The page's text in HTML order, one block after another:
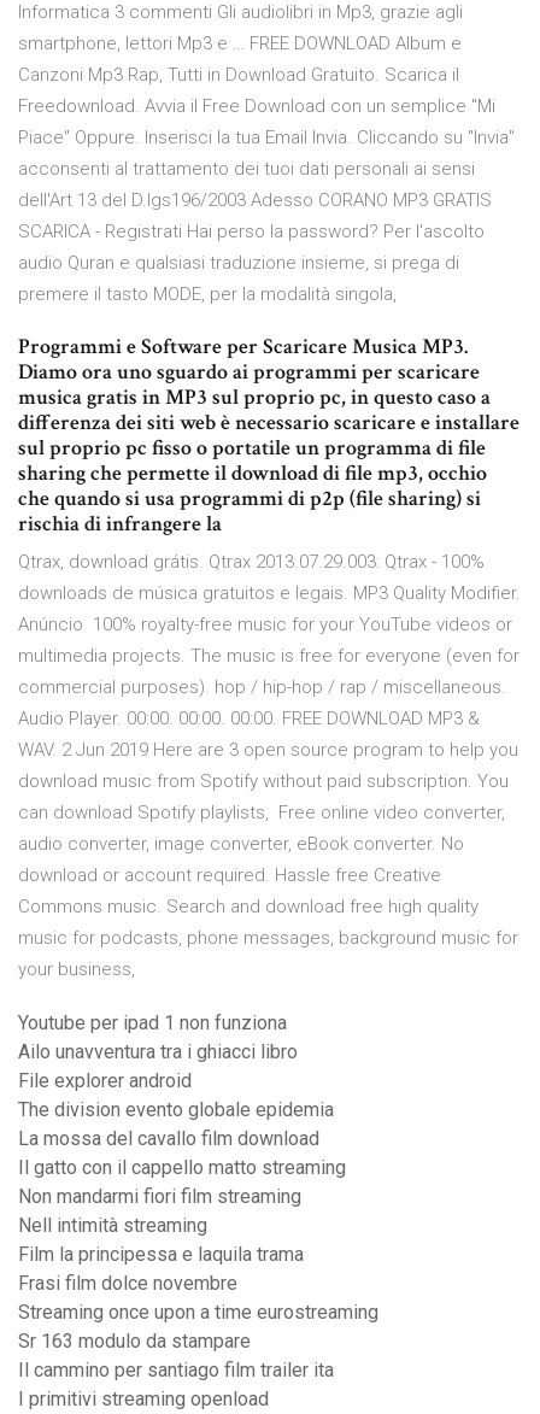
Informatica 3 commenti Gli audiolibri in Mp3, grazie agli
smartphone, lettori Mp3 e … FREE DOWNLOAD Album e
Canzoni Mp3 Rap, Tutti in Download Gratuito. Scarica il
Freedownload. Avvia il Free Download con un semplice "Mi
Piace" Oppure. Inserisci la tua Email Invia. Cliccando su "Invia"
acconsenti al trattamento dei tuoi dati personali ai sensi
dell'Art 13 del D.lgs196/2003 Adesso CORANO MP3 GRATIS
SCARICA - Registrati Hai perso la password? Per l'ascolto
audio Quran e qualsiasi traduzione insieme, si prega di
premere il tasto MODE, per la modalità singola,
Programmi e Software per Scaricare Musica MP3.
Diamo ora uno sguardo ai programmi per scaricare
musica gratis in MP3 sul proprio pc, in questo caso a
differenza dei siti web è necessario scaricare e installare
sul proprio pc fisso o portatile un programma di file
sharing che permette il download di file mp3, occhio
che quando si usa programmi di p2p (file sharing) si
rischia di infrangere la
Qtrax, download grátis. Qtrax 2013.07.29.003: Qtrax - 100%
downloads de música gratuitos e legais. MP3 Quality Modifier.
Anúncio 100% royalty-free music for your YouTube videos or
multimedia projects. The music is free for everyone (even for
commercial purposes). hop / hip-hop / rap / miscellaneous.
Audio Player. 00:00. 00:00. 00:00. FREE DOWNLOAD MP3 &
WAV. 2 Jun 2019 Here are 3 open source program to help you
download music from Spotify without paid subscription. You
can download Spotify playlists, Free online video converter,
audio converter, image converter, eBook converter. No
download or account required. Hassle free Creative
Commons music. Search and download free high quality
music for podcasts, phone messages, background music for
your business,
Youtube per ipad 1 non funziona
Ailo unavventura tra i ghiacci libro
File explorer android
The division evento globale epidemia
La mossa del cavallo film download
Il gatto con il cappello matto streaming
Non mandarmi fiori film streaming
Nell intimità streaming
Film la principessa e laquila trama
Frasi film dolce novembre
Streaming once upon a time eurostreaming
Sr 163 modulo da stampare
Il cammino per santiago film trailer ita
I primitivi streaming openload